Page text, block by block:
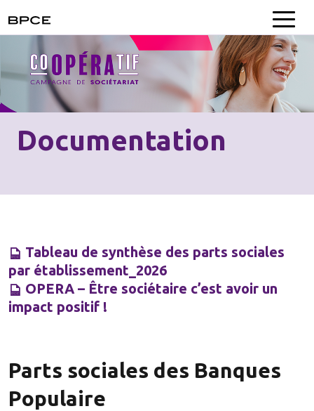
Documentation
Tableau de synthèse des parts sociales
par établissement_2026
OPERA – Être sociétaire c’est avoir un
impact positif !
Parts sociales des Banques
Populaire
Être
ça
veut
coopératif
Avoir un
impact
positif
pour
sociétaire